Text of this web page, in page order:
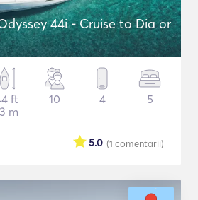
44i - Cruise to Dia or
ft
m
10 4 5
(1 comentarii)
5.0